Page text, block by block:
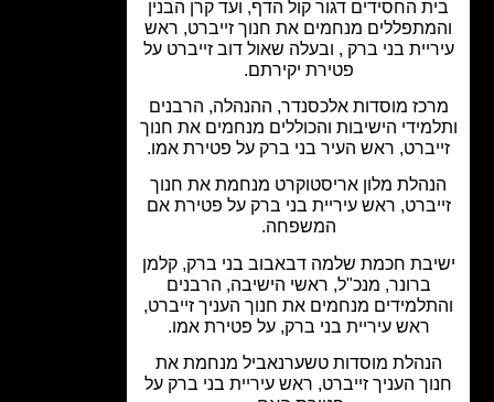
החסידים דגור קול הדף, ועד קרן הבנין
מנחמים את חנוך זייברט, ראש
בני ברק , ובעלה שאול דוב זייברט על
פטירת יקירתם.
מוסדות אלכסנדר, ההנהלה, הרבנים
הישיבות והכוללים מנחמים את חנוך
ראש העיר בני ברק על פטירת אמו.
מלון אריסטוקרט מנחמת את חנוך
ראש עיריית בני ברק על פטירת אם
המשפחה.
חכמת שלמה דבאבוב בני ברק, קלמן
ברונר, מנכ"ל, ראשי הישיבה, הרבנים
מנחמים את חנוך העניך זייברט,
ראש עיריית בני ברק, על פטירת אמו.
מוסדות טשערנאביל מנחמת את
העניך זייברט, ראש עיריית בני ברק על